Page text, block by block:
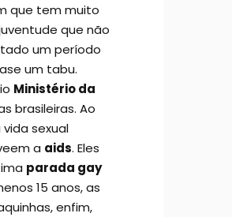
que tem muito
que não
um período
um tabu.
Ministério da
brasileiras. Ao
sexual
a aids. Eles
parada gay
15 anos, as
enfim,